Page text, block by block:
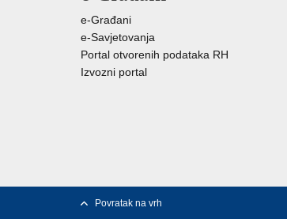
e-Građani
e-Savjetovanja
Portal otvorenih podataka RH
Izvozni portal
Povratak na vrh